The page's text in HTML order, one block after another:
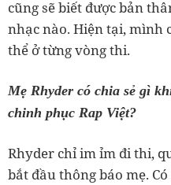
cũng sẽ biết được bản
nhạc nào. Hiện tại, mình
thể ở từng vòng thi.
Mẹ Rhyder có chia sẻ gì
chinh phục Rap Việt?
Rhyder chỉ im ỉm đi thi,
bắt đầu thông báo mẹ.